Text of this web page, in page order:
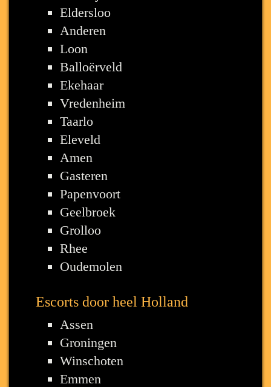
Eldersloo
Anderen
Loon
Balloërveld
Ekehaar
Vredenheim
Taarlo
Eleveld
Amen
Gasteren
Papenvoort
Geelbroek
Grolloo
Rhee
Oudemolen
Escorts door heel Holland
Assen
Groningen
Winschoten
Emmen